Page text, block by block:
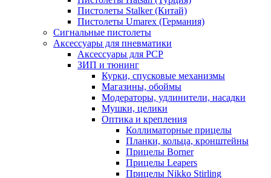
Пистолеты Stalker (Китай)
Пистолеты Umarex (Германия)
Сигнальные пистолеты
Аксессуары для пневматики
Аксессуары для PCP
ЗИП и тюнинг
Курки, спусковые механизмы
Магазины, обоймы
Модераторы, удлинители, насадки
Мушки, целики
Оптика и крепления
Коллиматорные прицелы
Планки, кольца, кронштейны
Прицелы Borner
Прицелы Leapers
Прицелы Nikko Stirling